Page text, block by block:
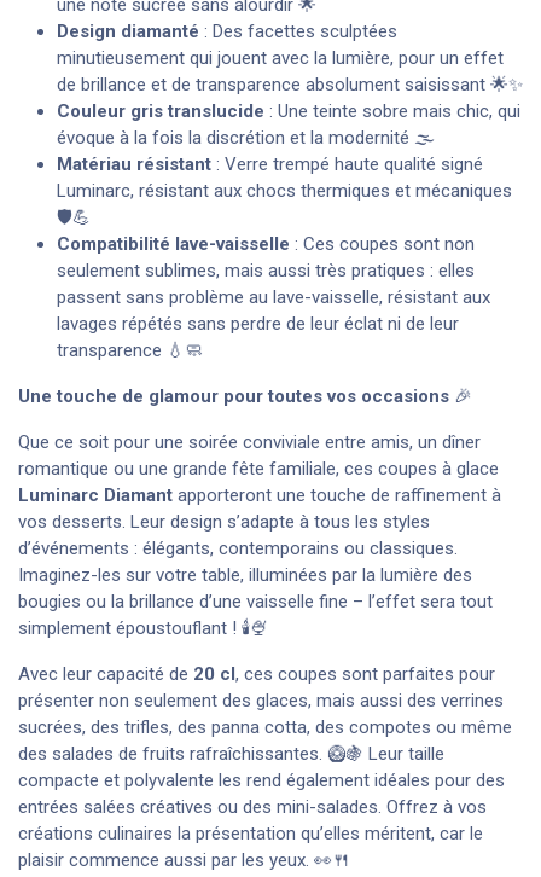
une note sucrée sans alourdir 🌟
Design diamanté : Des facettes sculptées
minutieusement qui jouent avec la lumière, pour un effet
de brillance et de transparence absolument saisissant 🌟✨
Couleur gris translucide : Une teinte sobre mais chic, qui
évoque à la fois la discrétion et la modernité 🌫️
Matériau résistant : Verre trempé haute qualité signé
Luminarc, résistant aux chocs thermiques et mécaniques
🛡️💪
Compatibilité lave-vaisselle : Ces coupes sont non
seulement sublimes, mais aussi très pratiques : elles
passent sans problème au lave-vaisselle, résistant aux
lavages répétés sans perdre de leur éclat ni de leur
transparence 💧🧼
Une touche de glamour pour toutes vos occasions 🎉
Que ce soit pour une soirée conviviale entre amis, un dîner
romantique ou une grande fête familiale, ces coupes à glace
Luminarc Diamant apporteront une touche de raffinement à
vos desserts. Leur design s’adapte à tous les styles
d’événements : élégants, contemporains ou classiques.
Imaginez-les sur votre table, illuminées par la lumière des
bougies ou la brillance d’une vaisselle fine – l’effet sera tout
simplement époustouflant ! 🕯️🍨
Avec leur capacité de 20 cl , ces coupes sont parfaites pour
présenter non seulement des glaces, mais aussi des verrines
sucrées, des trifles, des panna cotta, des compotes ou même
des salades de fruits rafraîchissantes. 🥝🍇 Leur taille
compacte et polyvalente les rend également idéales pour des
entrées salées créatives ou des mini-salades. Offrez à vos
créations culinaires la présentation qu’elles méritent, car le
plaisir commence aussi par les yeux. 👀🍴